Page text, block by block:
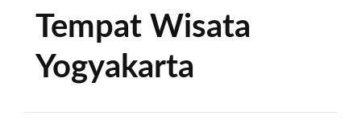
Tempat Wisata
Yogyakarta